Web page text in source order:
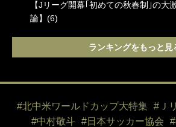
【Jリーグ開幕｢初めての秋春制｣の大
論】(6)
ランキングをもっと見
#北中米ワールドカップ大特集 #Ｊ
#中村敬斗
#日本サッカー協会